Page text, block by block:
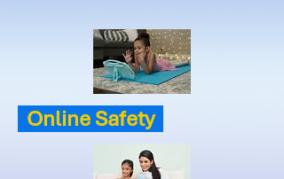
Online Safety